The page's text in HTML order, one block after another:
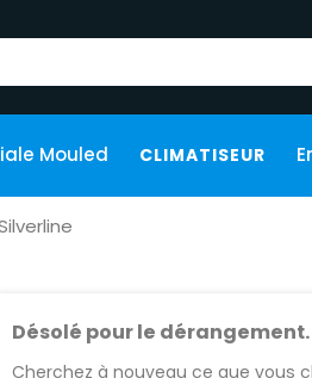
Mouled CLIMATISEUR
Désolé pour le dérangement.
Cherchez à nouveau ce que vous